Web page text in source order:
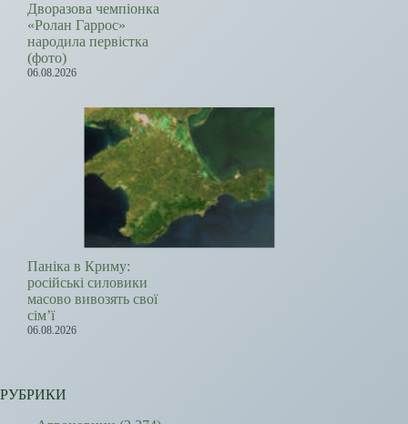
Дворазова чемпіонка
«Ролан Гаррос»
народила первістка
(фото)
06.08.2026
Паніка в Криму:
російські силовики
масово вивозять свої
сім’ї
06.08.2026
РУБРИКИ